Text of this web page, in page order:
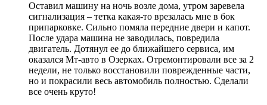
Оставил машину на ночь возле дома, утром заревела
сигнализация – тетка какая-то врезалась мне в бок
припарковке. Сильно помяла передние двери и капот.
После удара машина не заводилась, повредила
двигатель. Дотянул ее до ближайшего сервиса, им
оказался Мт-авто в Озерках. Отремонтировали все за 2
недели, не только восстановили поврежденные части,
но и покрасили весь автомобиль полностью. Сделали
все очень круто!